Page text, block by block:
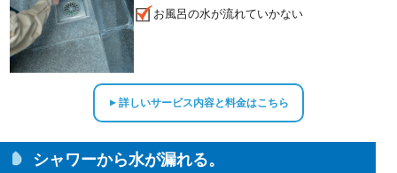
お風呂の水が流れていかない
▲詳しいサービス内容と料金はこちら
シャワーから水が漏れる。